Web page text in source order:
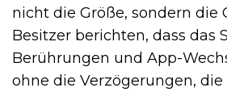
nicht die Größe, sondern die
Besitzer berichten, dass das
Berührungen und App-
ohne die Verzögerungen,